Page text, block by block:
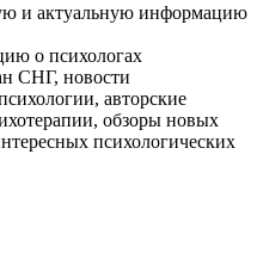
и актуальную информацию
о психологах
СНГ, новости
авторские
обзоры новых
психологических